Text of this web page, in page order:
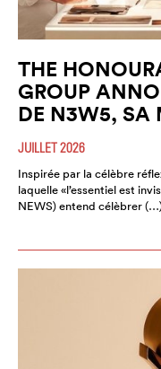
THE
GROUP
DE N3W5, SA
JUILLET 2026
Inspirée par la célèbre
laquelle «l’essentiel est
NEWS) entend célèbrer